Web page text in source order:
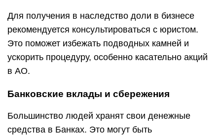
Для получения в наследство доли в бизнесе
рекомендуется консультироваться с юристом.
Это поможет избежать подводных камней и
ускорить процедуру, особенно касательно акций
в АО.
Банковские вклады и сбережения
Большинство людей хранят свои денежные
средства в Банках. Это могут быть